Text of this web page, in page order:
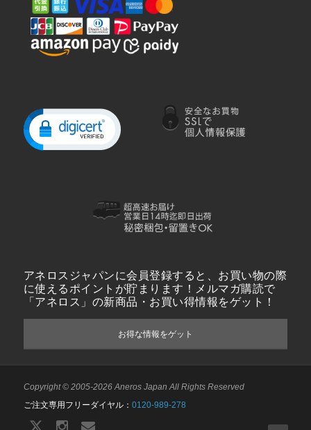
アネロスジャパンに会員登録すると、お買い物の際
に使えるポイントが貯まります！メルマガ購読で
「アネロス」の新商品・お買い得情報をゲット！
お得な情報をゲット
Copyright © 2005-2026 Aneros Japan All Rights Reserved
ご注文専用フリーダイヤル： 0120-989-278